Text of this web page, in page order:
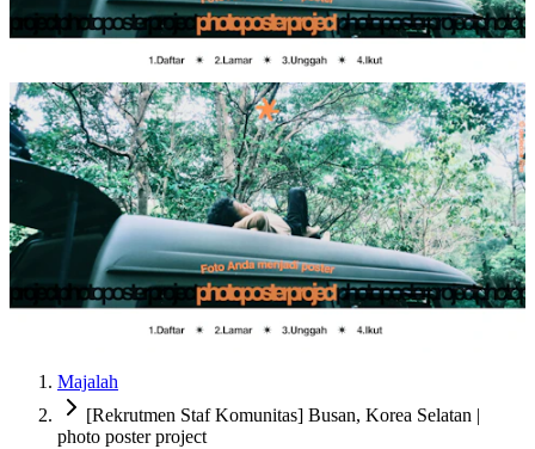
Majalah
[Rekrutmen Staf Komunitas] Busan, Korea Selatan |
photo poster project